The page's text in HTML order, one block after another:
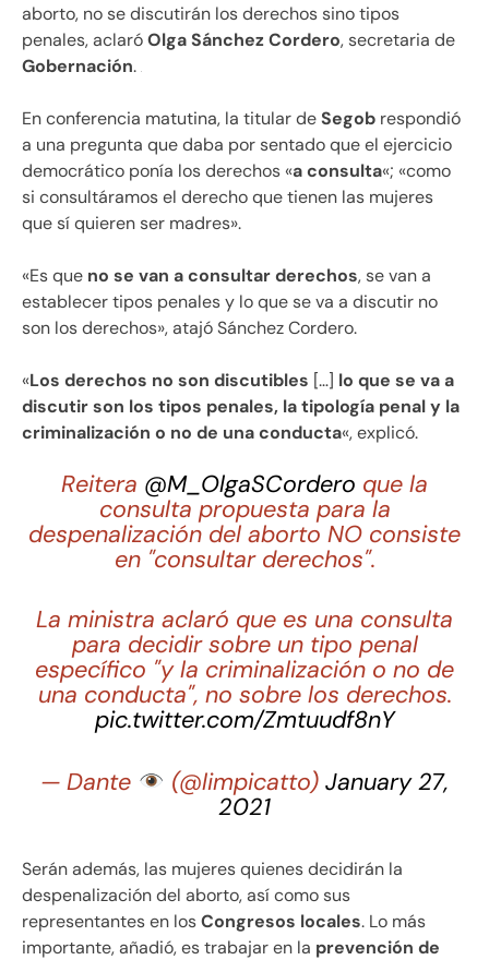
aborto, no se discutirán los derechos sino tipos
penales, aclaróOlga Sánchez Cordero, secretaria de
Gobernación.
En conferencia matutina, la titular deSegob respondió
a una pregunta que daba por sentado que el ejercicio
democrático ponía los derechos «a consulta«; «como
si consultáramos el derecho que tienen las mujeres
que sí quieren ser madres».
«Es que no se van a consultar derechos, se van a
establecer tipos penales y lo que se va a discutir no
son los derechos», atajó Sánchez Cordero.
«Los derechos no son discutibles […] lo que se va a
discutir son los tipos penales, la tipología penal y la
criminalización o no de una conducta«, explicó.
Reitera @M_OlgaSCordero que la
consulta propuesta para la
despenalización del aborto NO consiste
en "consultar derechos".
La ministra aclaró que es una consulta
para decidir sobre un tipo penal
específico "y la criminalización o no de
una conducta", no sobre los derechos.
pic.twitter.com/Zmtuudf8nY
— Dante (@limpicatto) January 27,
2021
Serán además, las mujeres quienes decidirán la
despenalización del aborto, así como sus
representantes en losCongresos locales. Lo más
importante, añadió, es trabajar en la prevención de